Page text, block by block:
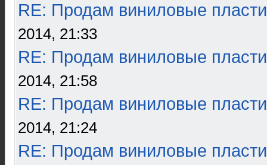
RE: Продам виниловые
2014, 21:33
RE: Продам виниловые
2014, 21:58
RE: Продам виниловые
2014, 21:24
RE: Продам виниловые